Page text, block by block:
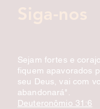
Sejam fortes e
fiquem apavorados
seu Deus, vai com
abandonará".
Deuteronômio 31:6